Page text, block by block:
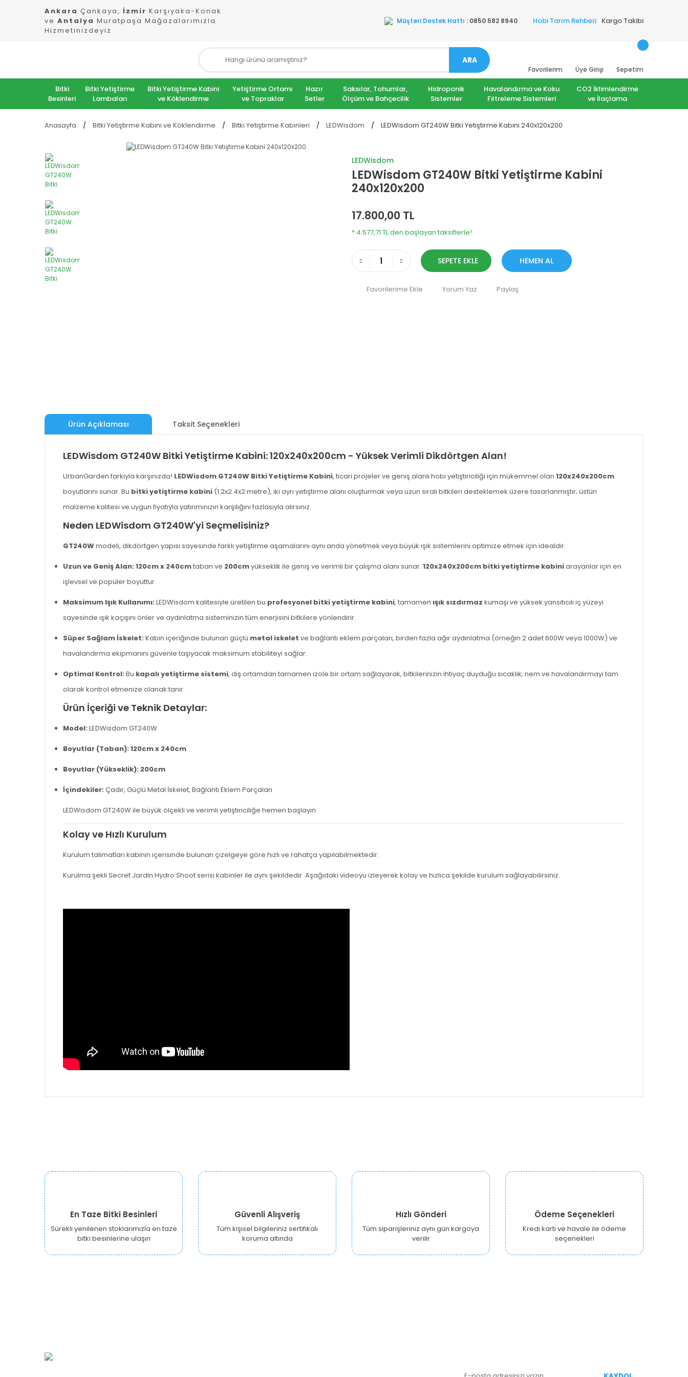
Ankara Çankaya, İzmir Karşıyaka-Konak
ve Antalya Muratpaşa Mağazalarımızla
Hizmetinizdeyiz
Müşteri Destek Hattı : 0850 582 8940 Hobi Tarım Rehberi Kargo Takibi
ARA
Favorilerim Üye Girişi Sepetim
Bitki
Besinleri
Bitki Yetiştirme
Lambaları
Bitki Yetiştirme Kabini
ve Köklendirme
Yetiştirme Ortamı
ve Topraklar
Hazır
Setler
Saksılar, Tohumlar,
Ölçüm ve Bahçecilik
Hidroponik
Sistemler
Havalandırma ve Koku
Filtreleme Sistemleri
CO2 İklimlendirme
ve İlaçlama
Anasayfa Bitki Yetiştirme Kabini ve Köklendirme Bitki Yetiştirme Kabinleri LEDWisdom LEDWisdom GT240W Bitki Yetiştirme Kabini 240x120x200
LEDWisdom
LEDWisdom GT240W Bitki Yetiştirme Kabini
240x120x200
17.800,00 TL
* 4.577,71 TL den başlayan taksitlerle!
SEPETE EKLE HEMEN AL
Yorum Yaz Paylaş
Ürün Açıklaması Taksit Seçenekleri
LEDWisdom GT240W Bitki Yetiştirme Kabini: 120x240x200cm - Yüksek Verimli Dikdörtgen Alan!
UrbanGarden farkıyla karşınızda! LEDWisdom GT240W Bitki Yetiştirme Kabini, ticari projeler ve geniş alanlı hobi yetiştiriciliği için mükemmel olan 120x240x200cm
boyutlarını sunar. Bu bitki yetiştirme kabini (1.2x2.4x2 metre), iki ayrı yetiştirme alanı oluşturmak veya uzun sıralı bitkileri desteklemek üzere tasarlanmıştır; üstün
malzeme kalitesi ve uygun fiyatıyla yatırımınızın karşılığını fazlasıyla alırsınız.
Neden LEDWisdom GT240W'yi Seçmelisiniz?
GT240Wmodeli, dikdörtgen yapısı sayesinde farklı yetiştirme aşamalarını aynı anda yönetmek veya büyük ışık sistemlerini optimize etmek için idealdir.
Uzun ve Geniş Alan: 120cm x 240cmtaban ve 200cmyükseklik ile geniş ve verimli bir çalışma alanı sunar. 120x240x200cm bitki yetiştirme kabiniarayanlar için en
işlevsel ve popüler boyuttur.
Maksimum Işık Kullanımı: LEDWisdom kalitesiyle üretilen bu profesyonel bitki yetiştirme kabini, tamamen ışık sızdırmaz kumaşı ve yüksek yansıtıcılı iç yüzeyi
sayesinde ışık kaçışını önler ve aydınlatma sisteminizin tüm enerjisini bitkilere yönlendirir.
Süper Sağlam İskelet: Kabin içeriğinde bulunan güçlü metal iskelet ve bağlantı eklem parçaları, birden fazla ağır aydınlatma (örneğin 2 adet 600W veya 1000W) ve
havalandırma ekipmanını güvenle taşıyacak maksimum stabiliteyi sağlar.
Optimal Kontrol: Bu kapalı yetiştirme sistemi, dış ortamdan tamamen izole bir ortam sağlayarak, bitkilerinizin ihtiyaç duyduğu sıcaklık, nem ve havalandırmayı tam
olarak kontrol etmenize olanak tanır.
Ürün İçeriği ve Teknik Detaylar:
Model: LEDWisdom GT240W
Boyutlar (Taban): 120cm x 240cm
Boyutlar (Yükseklik): 200cm
İçindekiler: Çadır, Güçlü Metal İskelet, Bağlantı Eklem Parçaları
LEDWisdom GT240W ile büyük ölçekli ve verimli yetiştiriciliğe hemen başlayın.
Kolay ve Hızlı Kurulum
Kurulum talimatları kabinin içerisinde bulunan çizelgeye göre hızlı ve rahatça yapılabilmektedir.
Kurulma şekli Secret Jardin Hydro Shoot serisi kabinler ile aynı şekildedir. Aşağıdaki videoyu izleyerek kolay ve hızlıca şekilde kurulum sağlayabilirsiniz.
En Taze Bitki Besinleri
Sürekli yenilenen stoklarımızla en taze
bitki besinlerine ulaşın
Güvenli Alışveriş
Tüm kişisel bilgileriniz sertifikalı
koruma altında
Hızlı Gönderi
Tüm siparişleriniz aynı gün kargoya
verilir
Ödeme Seçenekleri
Kredi kartı ve havale ile ödeme
seçenekleri